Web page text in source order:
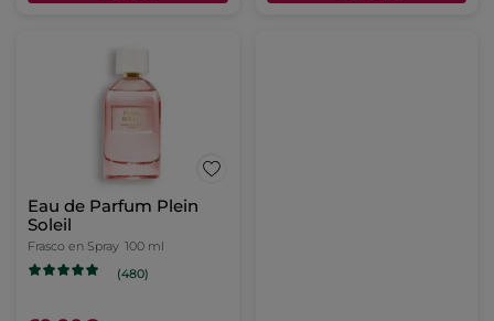
Eau de Parfum Plein
Soleil
Frasco en Spray 100 ml
(480)